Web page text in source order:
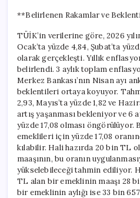
**Belirlenen Rakamlar ve
TÜİK’in verilerine göre, 2026
Ocak’ta yüzde 4,84, Şubat’ta
olarak gerçekleşti. Yıllık
belirlendi. 3 aylık toplam
Merkez Bankası’nın Nisan ayı
beklentileri ortaya koyuyor.
2,93, Mayıs’ta yüzde 1,82 ve
artış yaşanması bekleniyor ve 6
yüzde 17,08 olması öngörülüyor.
emeklileri için yüzde 17,08
kılabilir. Hali hazırda 20 bin TL
maaşının, bu oranın
yükselebileceği tahmin ediliyor.
TL alan bir emeklinin maaşı 28
bir emeklinin aylığı ise 33 bin